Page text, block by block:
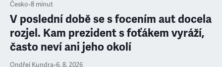
Česko•8 minut
V poslední době se s focením aut docela
rozjel. Kam prezident s foťákem vyráží,
často neví ani jeho okolí
Ondřej Kundra•6. 8. 2026